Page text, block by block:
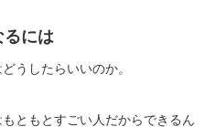
るには
うしたらいいのか。
ともとすごい人だからできるん